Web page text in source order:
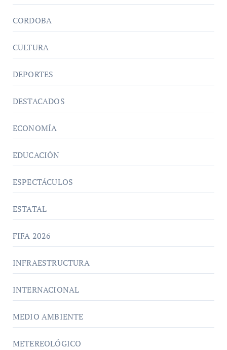
CORDOBA
CULTURA
DEPORTES
DESTACADOS
ECONOMÍA
EDUCACIÓN
ESPECTÁCULOS
ESTATAL
FIFA 2026
INFRAESTRUCTURA
INTERNACIONAL
MEDIO AMBIENTE
METEREOLÓGICO